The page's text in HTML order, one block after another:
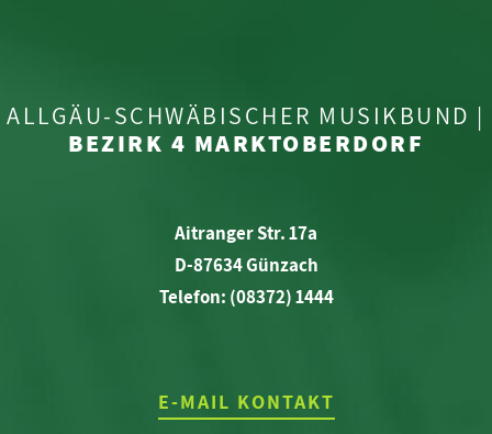
ALLGÄU-SCHWÄBISCHER MUSIKBUND |
BEZIRK 4 MARKTOBERDORF
Aitranger Str. 17a
D-87634 Günzach
Telefon: (08372) 1444
E-MAIL KONTAKT